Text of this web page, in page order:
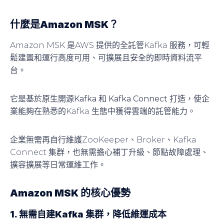
什麼是Amazon MSK？
Amazon MSK 是AWS 提供的全託管Kafka 服務，可輕
鬆建置和運行高度可用、可擴展且安全的即時資料流平
台。
它是基於原生開源Kafka 和 Kafka Connect 打造，使企
業能夠在熟悉的Kafka 生態中獲得雲端的託管能力。
企業無需再自行維護ZooKeeper、Broker、Kafka
Connect 集群，也無需擔心補丁升級、節點故障處理、
擴容擴展等日常運維工作。
Amazon MSK 的核心優勢
1. 無需自建Kafka 集群，降低維運成本